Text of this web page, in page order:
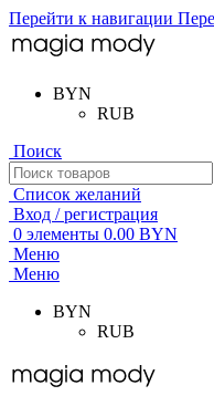
Перейти к навигации
BYN
RUB
Поиск
Список желаний
Вход / регистрация
0 элементы 0.00 BYN
Меню
Меню
BYN
RUB